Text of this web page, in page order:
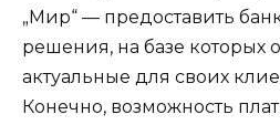
„Мир“ — предоставить
решения, на базе которых
актуальные для своих
Конечно, возможность